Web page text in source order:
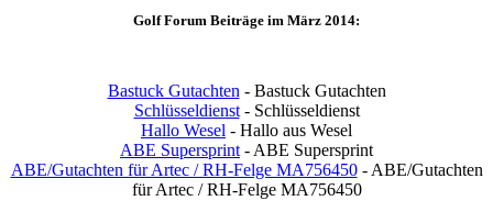
Golf Forum Beiträge im März 2014:
Bastuck Gutachten - Bastuck Gutachten
Schlüsseldienst- Schlüsseldienst
Hallo Wesel - Hallo aus Wesel
ABE Supersprint - ABE Supersprint
ABE/Gutachten für Artec / RH-Felge MA756450- ABE/Gutachten
für Artec / RH-Felge MA756450